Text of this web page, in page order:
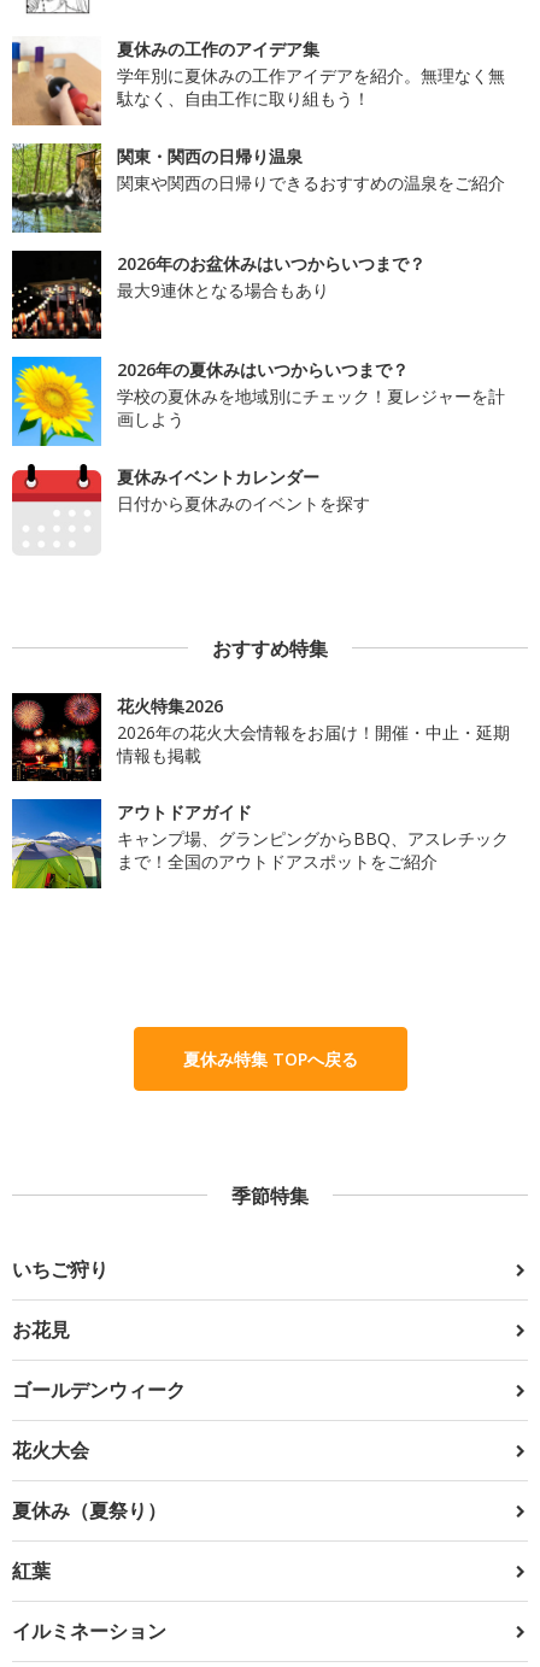
夏休みの工作のアイデア集
学年別に夏休みの工作アイデアを紹介。無理なく無
駄なく、自由工作に取り組もう！
関東・関西の日帰り温泉
関東や関西の日帰りできるおすすめの温泉をご紹介
2026年のお盆休みはいつからいつまで？
最大9連休となる場合もあり
2026年の夏休みはいつからいつまで？
学校の夏休みを地域別にチェック！夏レジャーを計
画しよう
夏休みイベントカレンダー
日付から夏休みのイベントを探す
おすすめ特集
花火特集2026
2026年の花火大会情報をお届け！開催・中止・延期
情報も掲載
アウトドアガイド
キャンプ場、グランピングからBBQ、アスレチック
まで！全国のアウトドアスポットをご紹介
夏休み特集 TOPへ戻る
季節特集
いちご狩り
お花見
ゴールデンウィーク
花火大会
夏休み（夏祭り）
紅葉
イルミネーション